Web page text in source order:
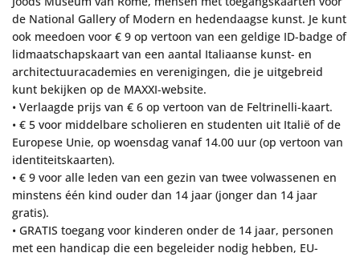
de National Gallery of Modern en hedendaagse kunst. Je kunt
ook meedoen voor € 9 op vertoon van een geldige ID-badge of
lidmaatschapskaart van een aantal Italiaanse kunst- en
architectuuracademies en verenigingen, die je uitgebreid
kunt bekijken op de MAXXI-website.
• Verlaagde prijs van € 6 op vertoon van de Feltrinelli-kaart.
• € 5 voor middelbare scholieren en studenten uit Italië of de
Europese Unie, op woensdag vanaf 14.00 uur (op vertoon van
identiteitskaarten).
• € 9 voor alle leden van een gezin van twee volwassenen en
minstens één kind ouder dan 14 jaar (jonger dan 14 jaar
gratis).
• GRATIS toegang voor kinderen onder de 14 jaar, personen
met een handicap die een begeleider nodig hebben, EU-